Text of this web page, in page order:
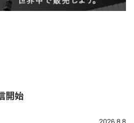
開始
2026.8.8